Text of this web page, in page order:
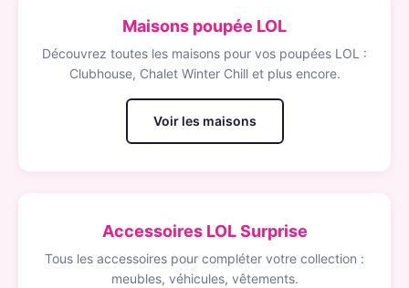
Maisons poupée LOL
Découvrez toutes les maisons pour vos poupées LOL :
Clubhouse, Chalet Winter Chill et plus encore.
Voir les maisons
Accessoires LOL Surprise
Tous les accessoires pour compléter votre collection :
meubles, véhicules, vêtements.